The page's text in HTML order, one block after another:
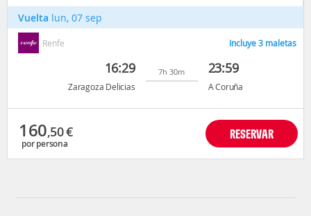
Vuelta lun, 07 sep
Renfe Incluye 3 maletas
16:29
Zaragoza Delicias
7h 30m 23:59
A Coruña
160,50€
por persona
RESERVAR